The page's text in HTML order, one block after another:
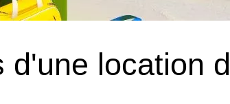
d'une location